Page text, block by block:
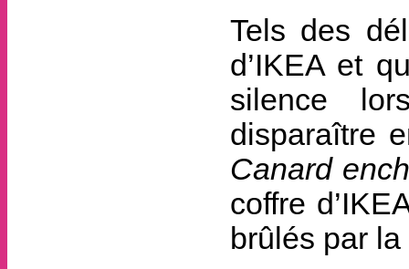
Tels des
d’IKEA et
silence
disparaître
Canard
coffre
brûlés par